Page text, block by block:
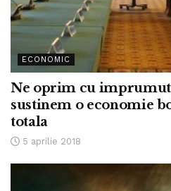
ECONOMIC
Ne oprim cu
sustinem o economie
totala
5 aprilie 2018